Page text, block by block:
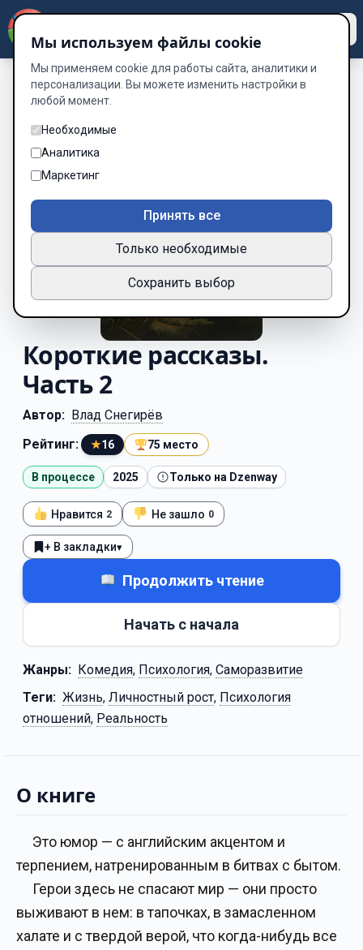
Короткие рассказы.
Часть 2
Автор: Влад Снегирёв
Рейтинг:
★16 75 место
В процессе 2025 Только на Dzenway
Нравится 2 Не зашло 0
+ В закладки▾
Продолжить чтение
Начать с начала
Жанры: Комедия, Психология, Саморазвитие
Теги: Жизнь, Личностный рост, Психология
отношений, Реальность
О книге
Это юмор — с английским акцентом и
терпением, натренированным в битвах с бытом.
Герои здесь не спасают мир — они просто
выживают в нем: в тапочках, в замасленном
халате и с твердой верой, что когда-нибудь все
Мы используем файлы cookie
Мы применяем cookie для работы сайта, аналитики и
персонализации. Вы можете изменить настройки в
любой момент.
Необходимые
Аналитика
Маркетинг
Принять все
Только необходимые
Сохранить выбор